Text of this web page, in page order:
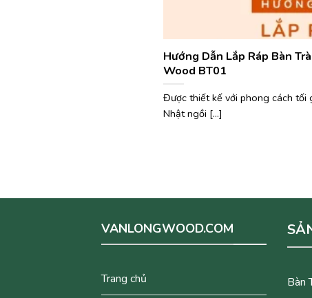
Hướng Dẫn Lắp Ráp Bàn
Wood BT01
Được thiết kế với phong cách tối
Nhật ngồi [...]
VANLONGWOOD.COM
Trang chủ Bàn